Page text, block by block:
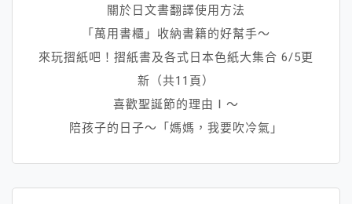
關於日文書翻譯使用方法
「萬用書櫃」收納書籍的好幫手～
來玩摺紙吧！摺紙書及各式日本色紙大集合 6/5更
新（共11頁）
喜歡聖誕節的理由Ⅰ～
陪孩子的日子～「媽媽，我要吹冷氣」